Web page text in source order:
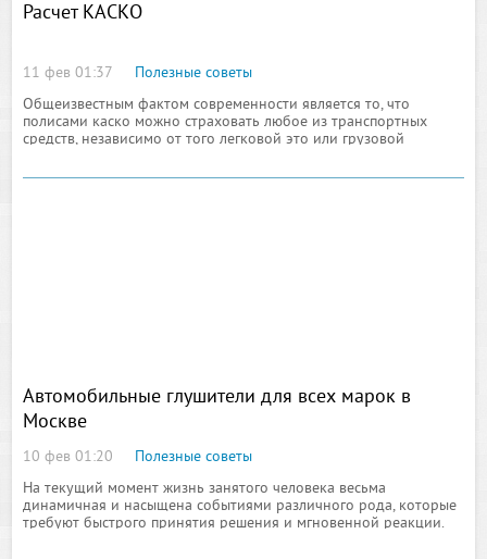
Расчет КАСКО
11 фев 01:37
Полезные советы
Общеизвестным фактом современности является то, что
полисами каско можно страховать любое из транспортных
средств, независимо от того легковой это или грузовой
мотороллер и даже полуприцеп
Автомобильные глушители для всех марок в
Москве
10 фев 01:20
Полезные советы
На текущий момент жизнь занятого человека весьма
динамичная и насыщена событиями различного рода, которые
требуют быстрого принятия решения и мгновенной реакции.